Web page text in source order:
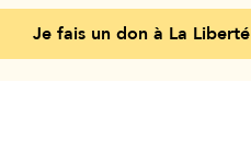
Je fais un don à La Liberté